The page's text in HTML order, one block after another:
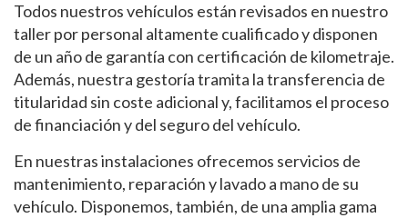
Todos nuestros vehículos están revisados en nuestro
taller por personal altamente cualificado y disponen
de un año de garantía con certificación de kilometraje.
Además, nuestra gestoría tramita la transferencia de
titularidad sin coste adicional y, facilitamos el proceso
de financiación y del seguro del vehículo.
En nuestras instalaciones ofrecemos servicios de
mantenimiento, reparación y lavado a mano de su
vehículo. Disponemos, también, de una amplia gama